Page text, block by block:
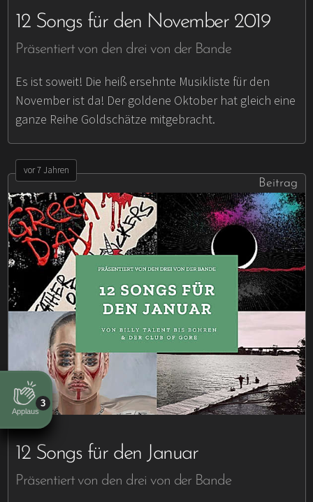
Applaus
3
12 Songs für den November 2019
Präsentiert von den drei von der Bande
Es ist soweit! Die heiß ersehnte Musikliste für den
November ist da! Der goldene Oktober hat gleich eine
ganze Reihe Goldschätze mitgebracht.
vor 7 Jahren
Beitrag
12 Songs für den Januar
Präsentiert von den drei von der Bande